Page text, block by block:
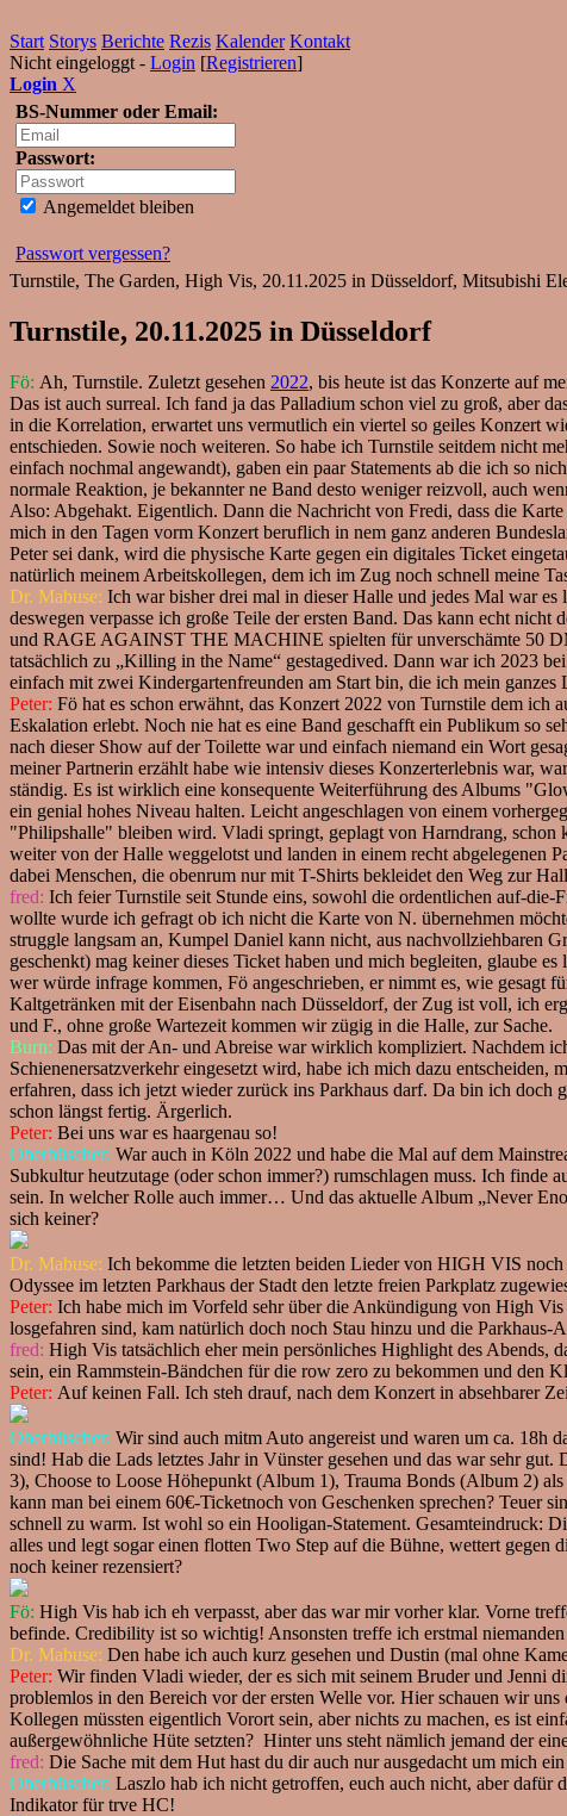
Start Storys Berichte Rezis Kalender Kontakt
Nicht eingeloggt - Login [Registrieren]
Login X
BS-Nummer oder Email:
Passwort:
Angemeldet bleiben
Passwort vergessen?
Turnstile, The Garden, High Vis, 20.11.2025 in Düsseldorf, Mitsubishi
Turnstile, 20.11.2025 in Düsseldorf
Fö: Ah, Turnstile. Zuletzt gesehen 2022, bis heute ist das Konzerte auf
Das ist auch surreal. Ich fand ja das Palladium schon viel zu groß, aber
in die Korrelation, erwartet uns vermutlich ein viertel so geiles Konzert
entschieden. Sowie noch weiteren. So habe ich Turnstile seitdem nicht
einfach nochmal angewandt), gaben ein paar Statements ab die ich so
normale Reaktion, je bekannter ne Band desto weniger reizvoll, auch
Also: Abgehakt. Eigentlich. Dann die Nachricht von Fredi, dass die
mich in den Tagen vorm Konzert beruflich in nem ganz anderen
Peter sei dank, wird die physische Karte gegen ein digitales Ticket
natürlich meinem Arbeitskollegen, dem ich im Zug noch schnell meine
Dr. Mabuse: Ich war bisher drei mal in dieser Halle und jedes Mal war
deswegen verpasse ich große Teile der ersten Band. Das kann echt
und RAGE AGAINST THE MACHINE spielten für unverschämte 50
tatsächlich zu „Killing in the Name“ gestagedived. Dann war ich 2023
einfach mit zwei Kindergartenfreunden am Start bin, die ich mein ganzes
Peter: Fö hat es schon erwähnt, das Konzert 2022 von Turnstile dem ich
Eskalation erlebt. Noch nie hat es eine Band geschafft ein Publikum so
nach dieser Show auf der Toilette war und einfach niemand ein Wort
meiner Partnerin erzählt habe wie intensiv dieses Konzerterlebnis war,
ständig. Es ist wirklich eine konsequente Weiterführung des Albums
ein genial hohes Niveau halten. Leicht angeschlagen von einem
"Philipshalle" bleiben wird. Vladi springt, geplagt von Harndrang,
weiter von der Halle weggelotst und landen in einem recht abgelegenen
dabei Menschen, die obenrum nur mit T-Shirts bekleidet den Weg zur
fred: Ich feier Turnstile seit Stunde eins, sowohl die ordentlichen auf-
wollte wurde ich gefragt ob ich nicht die Karte von N. übernehmen
struggle langsam an, Kumpel Daniel kann nicht, aus nachvollziehbaren
geschenkt) mag keiner dieses Ticket haben und mich begleiten, glaube
wer würde infrage kommen, Fö angeschrieben, er nimmt es, wie gesagt
Kaltgetränken mit der Eisenbahn nach Düsseldorf, der Zug ist voll, ich
und F., ohne große Wartezeit kommen wir zügig in die Halle, zur Sache.
Burn: Das mit der An- und Abreise war wirklich kompliziert. Nachdem
Schienenersatzverkehr eingesetzt wird, habe ich mich dazu
erfahren, dass ich jetzt wieder zurück ins Parkhaus darf. Da bin ich doch
schon längst fertig. Ärgerlich.
Peter: Bei uns war es haargenau so!
Oberbüscher: War auch in Köln 2022 und habe die Mal auf dem
Subkultur heutzutage (oder schon immer?) rumschlagen muss. Ich
sein. In welcher Rolle auch immer… Und das aktuelle Album „Never
sich keiner?
Dr. Mabuse: Ich bekomme die letzten beiden Lieder von HIGH VIS noch
Odyssee im letzten Parkhaus der Stadt den letzte freien Parkplatz
Peter: Ich habe mich im Vorfeld sehr über die Ankündigung von High
losgefahren sind, kam natürlich doch noch Stau hinzu und die
fred: High Vis tatsächlich eher mein persönliches Highlight des Abends,
sein, ein Rammstein-Bändchen für die row zero zu bekommen und den
Peter: Auf keinen Fall. Ich steh drauf, nach dem Konzert in absehbarer
Oberbüscher: Wir sind auch mitm Auto angereist und waren um ca. 18h
sind! Hab die Lads letztes Jahr in Vünster gesehen und das war sehr
3), Choose to Loose Höhepunkt (Album 1), Trauma Bonds (Album 2)
kann man bei einem 60€-Ticketnoch von Geschenken sprechen? Teuer
schnell zu warm. Ist wohl so ein Hooligan-Statement. Gesamteindruck:
alles und legt sogar einen flotten Two Step auf die Bühne, wettert
noch keiner rezensiert?
Fö: High Vis hab ich eh verpasst, aber das war mir vorher klar. Vorne
befinde. Credibility ist so wichtig! Ansonsten treffe ich erstmal
Dr. Mabuse: Den habe ich auch kurz gesehen und Dustin (mal ohne
Peter: Wir finden Vladi wieder, der es sich mit seinem Bruder und Jenni
problemlos in den Bereich vor der ersten Welle vor. Hier schauen wir
Kollegen müssten eigentlich Vorort sein, aber nichts zu machen, es ist
außergewöhnliche Hüte setzten? Hinter uns steht nämlich jemand der
fred: Die Sache mit dem Hut hast du dir auch nur ausgedacht um mich
Oberbüscher: Laszlo hab ich nicht getroffen, euch auch nicht, aber dafür
Indikator für trve HC!